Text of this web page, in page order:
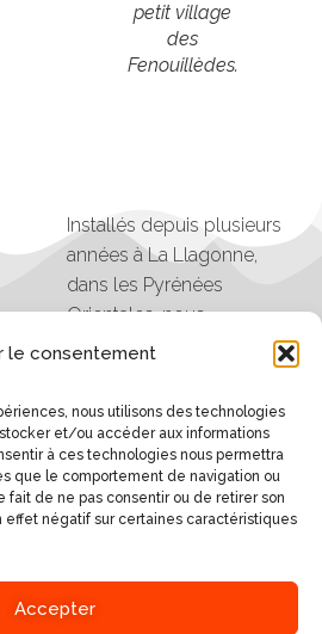
le consentement
nous utilisons des technologies
et/ou accéder aux informations
à ces technologies nous permettra
que le comportement de navigation ou
fait de ne pas consentir ou de retirer son
effet négatif sur certaines caractéristiques
Accepter
petit village
des
Fenouillèdes.
Installés depuis plusieurs
années à La Llagonne,
dans les Pyrénées
Orientales, nous
organisons des balades,
cheval.
Les excursions vont
d'une heure à plusieurs
jours, et sont organisés
selon le niveau des
SERVICES